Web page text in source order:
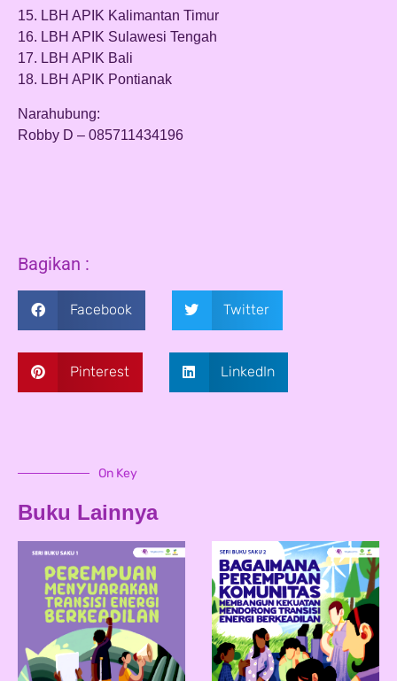
15. LBH APIK Kalimantan Timur
16. LBH APIK Sulawesi Tengah
17. LBH APIK Bali
18. LBH APIK Pontianak
Narahubung:
Robby D – 085711434196
Bagikan :
Facebook Twitter
Pinterest LinkedIn
On Key
Buku Lainnya